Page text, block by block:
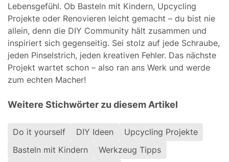
Lebensgefühl. Ob Basteln mit Kindern, Upcycling
Projekte oder Renovieren leicht gemacht – du bist nie
allein, denn die DIY Community hält zusammen und
inspiriert sich gegenseitig. Sei stolz auf jede Schraube,
jeden Pinselstrich, jeden kreativen Fehler. Das nächste
Projekt wartet schon – also ran ans Werk und werde
zum echten Macher!
Weitere Stichwörter zu diesem Artikel
Do it yourself DIY Ideen
Upcycling Projekte
Basteln mit Kindern
Werkzeug Tipps